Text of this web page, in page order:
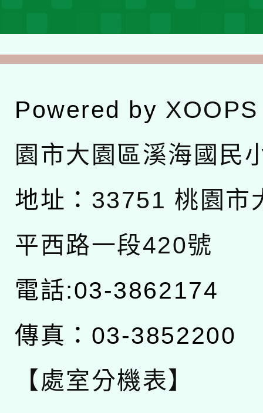
Powered by XOOPS
園市大園區溪海國民
地址： 33751 桃園市
平西路一段420號
電話:03-3862174
傳真：03-3852200
【處室分機表】